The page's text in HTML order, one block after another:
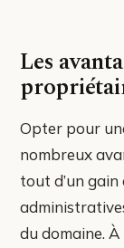
Les
Opter pour
nombreux
tout d’un
du domaine.